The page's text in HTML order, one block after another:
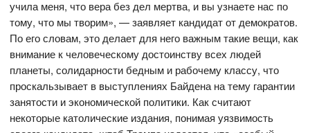
учила меня, что вера без дел мертва, и вы узнаете нас по
тому, что мы творим», — заявляет кандидат от демократов.
По его словам, это делает для него важным такие вещи, как
внимание к человеческому достоинству всех людей
планеты, солидарности бедным и рабочему классу, что
проскальзывает в выступлениях Байдена на тему гарантии
занятости и экономической политики. Как считают
некоторые католические издания, понимая уязвимость